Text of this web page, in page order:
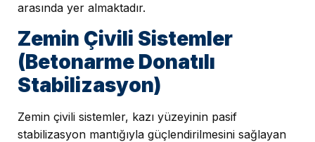
arasında yer almaktadır.
Zemin Çivili Sistemler
(Betonarme Donatılı
Stabilizasyon)
Zemin çivili sistemler, kazı yüzeyinin pasif
stabilizasyon mantığıyla güçlendirilmesini sağlayan